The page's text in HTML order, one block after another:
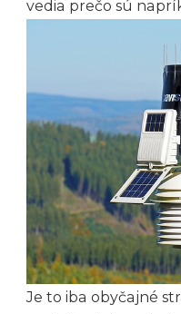
vedia prečo sú
Je to iba obyčajné